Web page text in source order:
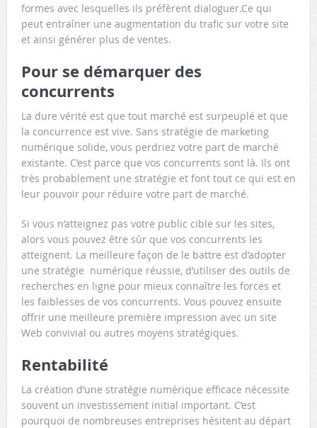
formes avec lesquelles ils préfèrent dialoguer.Ce qui
peut entraîner une augmentation du trafic sur votre site
et ainsi générer plus de ventes.
Pour se démarquer des
concurrents
La dure vérité est que tout marché est surpeuplé et que
la concurrence est vive. Sans stratégie de marketing
numérique solide, vous perdriez votre part de marché
existante. C’est parce que vos concurrents sont là. Ils ont
très probablement une stratégie et font tout ce qui est en
leur pouvoir pour réduire votre part de marché.
Si vous n’atteignez pas votre public cible sur les sites,
alors vous pouvez être sûr que vos concurrents les
atteignent. La meilleure façon de le battre est d’adopter
une stratégie numérique réussie, d’utiliser des outils de
recherches en ligne pour mieux connaître les forces et
les faiblesses de vos concurrents. Vous pouvez ensuite
offrir une meilleure première impression avec un site
Web convivial ou autres moyens stratégiques.
Rentabilité
La création d’une stratégie numérique efficace nécessite
souvent un investissement initial important. C’est
pourquoi de nombreuses entreprises hésitent au départ